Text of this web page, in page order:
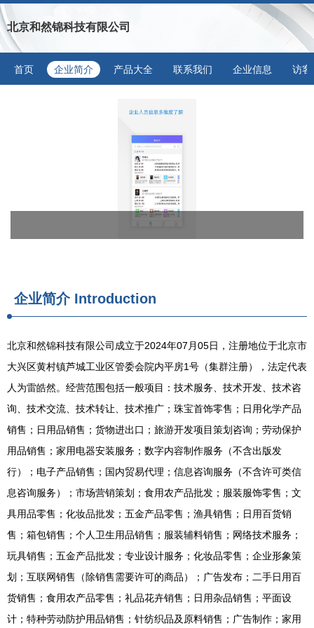
北京和然锦科技有限公司
首页 企业简介 产品大全 联系我们 企业信息 访客
企业简介 Introduction
北京和然锦科技有限公司成立于2024年07月05日，注册地位于北京市
大兴区黄村镇芦城工业区管委会院内平房1号（集群注册），法定代表
人为雷皓然。经营范围包括一般项目：技术服务、技术开发、技术咨
询、技术交流、技术转让、技术推广；珠宝首饰零售；日用化学产品
销售；日用品销售；货物进出口；旅游开发项目策划咨询；劳动保护
用品销售；家用电器安装服务；数字内容制作服务（不含出版发
行）；电子产品销售；国内贸易代理；信息咨询服务（不含许可类信
息咨询服务）；市场营销策划；食用农产品批发；服装服饰零售；文
具用品零售；化妆品批发；五金产品零售；渔具销售；日用百货销
售；箱包销售；个人卫生用品销售；服装辅料销售；网络技术服务；
玩具销售；五金产品批发；专业设计服务；化妆品零售；企业形象策
划；互联网销售（除销售需要许可的商品）；广告发布；二手日用百
货销售；食用农产品零售；礼品花卉销售；日用杂品销售；平面设
计；特种劳动防护用品销售；针纺织品及原料销售；广告制作；家用